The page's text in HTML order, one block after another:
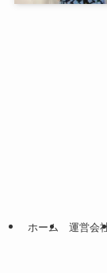
ホーム 運営会